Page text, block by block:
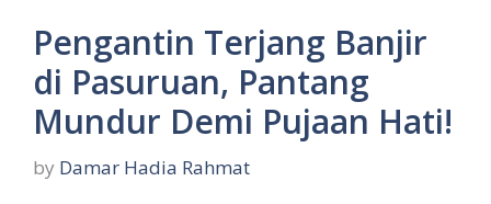
Pengantin Terjang Banjir
di Pasuruan, Pantang
Mundur Demi Pujaan Hati!
by Damar Hadia Rahmat